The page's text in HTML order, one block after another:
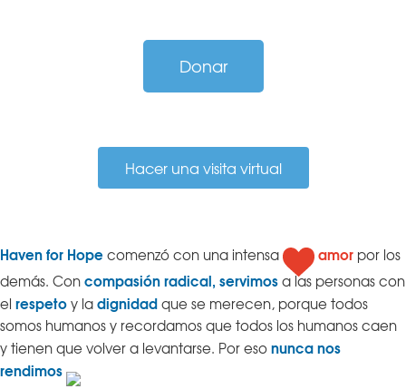
Donar
Hacer una visita virtual
Haven for Hope comenzó con una intensa amor por los
demás. Concompasión radical, servimosa las personas con
el respetoy ladignidadque se merecen, porque todos
somos humanos y recordamos que todos los humanos caen
y tienen que volver a levantarse. Por esonunca nos
rendimos